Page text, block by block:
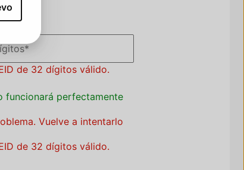
teléfono:
*
de 32 dígitos válido.
funcionará perfectamente
Vuelve a intentarlo
de 32 dígitos válido.